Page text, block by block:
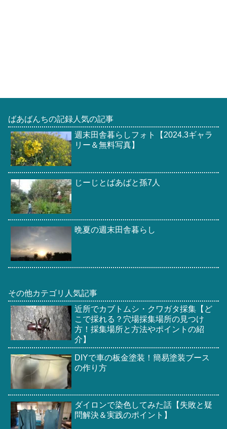
ばあばんちの記録人気の記事
週末田舎暮らしフォト【2024.3ギャラ
リー＆無料写真】
じーじとばあばと孫7人
晩夏の週末田舎暮らし
その他カテゴリ人気記事
近所でカブトムシ・クワガタ採集【ど
こで採れる？穴場採集場所の見つけ
方！採集場所と方法やポイントの紹
介】
DIYで車の板金塗装！簡易塗装ブース
の作り方
ダイロンで染色してみた話【失敗と疑
問解決＆実践のポイント】